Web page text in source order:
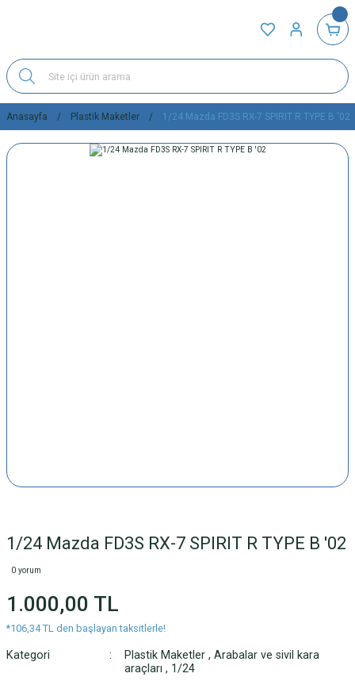
Anasayfa Plastik Maketler 1/24 Mazda FD3S RX-7 SPIRIT R TYPE B '02
1/24 Mazda FD3S RX-7 SPIRIT R TYPE B '02
0 yorum
1.000,00 TL
*106,34 TL den başlayan taksitlerle!
Kategori Plastik Maketler , Arabalar ve sivil kara
araçları , 1/24